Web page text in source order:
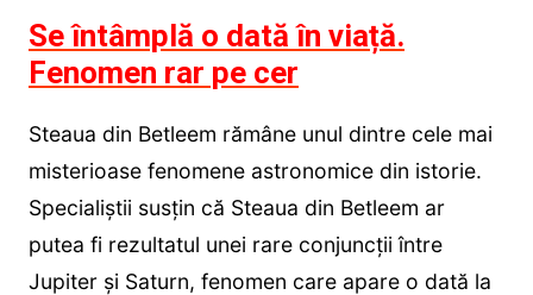
Se întâmplă o dată în viață.
Fenomen rar pe cer
Steaua din Betleem rămâne unul dintre cele mai
misterioase fenomene astronomice din istorie.
Specialiștii susțin că Steaua din Betleem ar
putea fi rezultatul unei rare conjuncții între
Jupiter și Saturn, fenomen care apare o dată la